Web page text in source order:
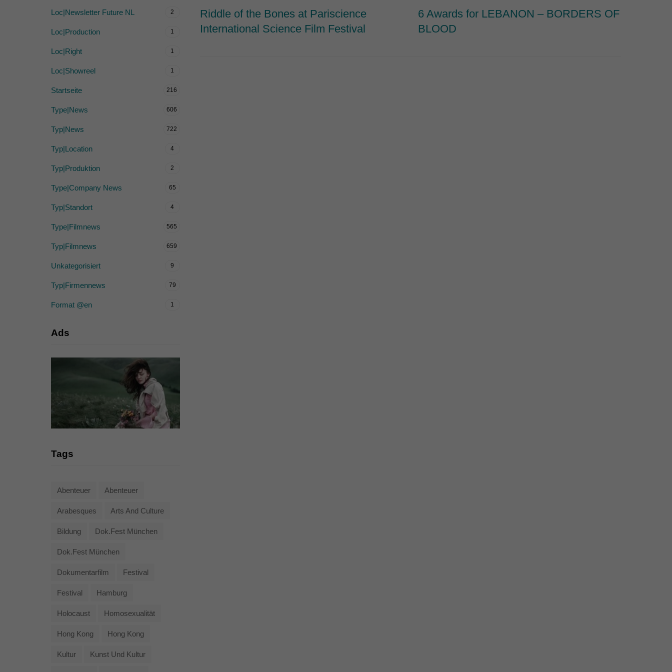
Riddle of the Bones at Pariscience
International Science Film Festival
6 Awards for LEBANON – BORDERS OF
BLOOD
Loc|Newsletter Future NL 2
Loc|Production 1
Loc|Right 1
Loc|Showreel 1
Startseite 216
Type|News 606
Typ|News 722
Typ|Location 4
Typ|Produktion 2
Type|Company News 65
Typ|Standort 4
Type|Filmnews 565
Typ|Filmnews 659
Unkategorisiert 9
Typ|Firmennews 79
Format @en 1
Ads
Tags
Abenteuer Abenteuer
Arabesques Arts And Culture
Bildung Dok.fest München
Dok.fest München
Dokumentarfilm Festival
Festival Hamburg
Holocaust Homosexualität
Hong Kong Hong Kong
Kultur Kunst Und Kultur